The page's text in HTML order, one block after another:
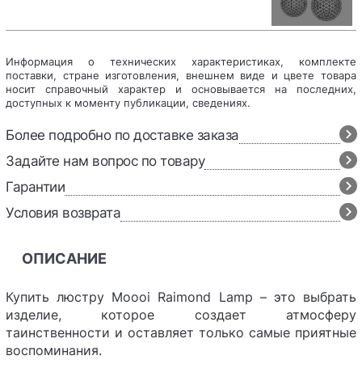
Информация о технических характеристиках, комплекте
поставки, стране изготовления, внешнем виде и цвете товара
носит справочный характер и основывается на последних,
доступных к моменту публикации, сведениях.
Более подробно по доставке заказа
Задайте нам вопрос по товару
Гарантии
Условия возврата
ОПИСАНИЕ
Купить люстру Moooi Raimond Lamp – это выбрать
изделие, которое создает атмосферу
таинственности и оставляет только самые приятные
воспоминания.